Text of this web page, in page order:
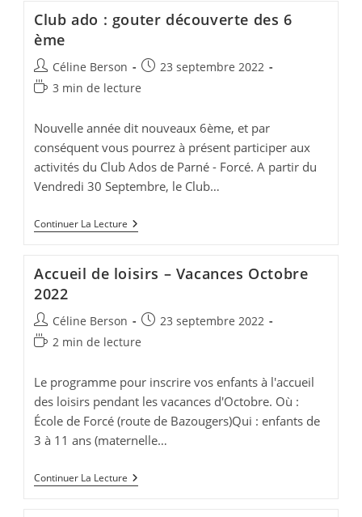
De
Club ado : gouter découverte des 6
ème
Auteur/autrice
de
Céline Berson
Publication
23 septembre 2022
Temps
lecture :
3 min de lecture
Nouvelle année dit nouveaux 6ème, et par
conséquent vous pourrez à présent participer aux
activités du Club Ados de Parné - Forcé. A partir du
Vendredi 30 Septembre, le Club…
Continuer La Lecture Club
Ado
Découverte
Ème
Accueil de loisirs – Vacances Octobre
2022
Auteur/autrice
de
Céline Berson
Publication
23 septembre 2022
Temps
lecture :
2 min de lecture
Le programme pour inscrire vos enfants à l'accueil
des loisirs pendant les vacances d'Octobre. Où :
École de Forcé (route de Bazougers)Qui : enfants de
3 à 11 ans (maternelle…
Continuer La Lecture Accueil
De